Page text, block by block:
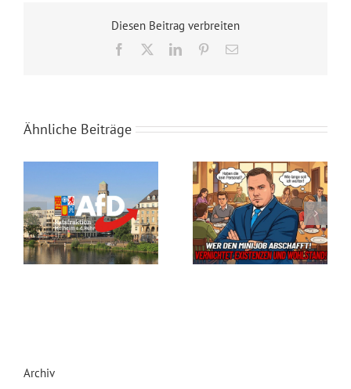
Diesen Beitrag verbreiten
Facebook LinkedInPinterest
E-
Ähnliche Beiträge
Archiv